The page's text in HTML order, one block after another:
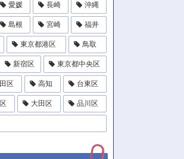
愛媛 長崎 沖縄
島根 宮崎 福井
東京都港区 鳥取
新宿区 東京都中央区
区 高知 台東区
大田区 品川区